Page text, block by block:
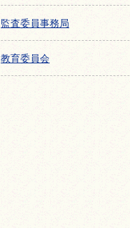
監査委員事務局
教育委員会